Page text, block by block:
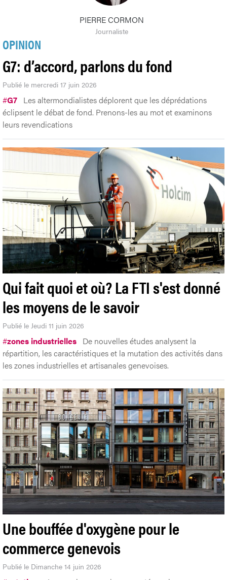
G7: d’accord, parlons du fond
Publié le mercredi 17 juin 2026
#G7 Les altermondialistes déplorent que les déprédations
éclipsent le débat de fond. Prenons-les au mot et examinons
leurs revendications
Qui fait quoi et où? La FTI s'est donné
les moyens de le savoir
Publié le Jeudi 11 juin 2026
#zones industrielles
De nouvelles études analysent la
répartition, les caractéristiques et la mutation des activités dans
les zones industrielles et artisanales genevoises.
Une bouffée d'oxygène pour le
commerce genevois
Publié le Dimanche 14 juin 2026
# votations
Le peuple genevois a accepté que les commerces
ouvrent deux dimanches par an. De quoi leur donner une petite
bouffée d'oxygène.